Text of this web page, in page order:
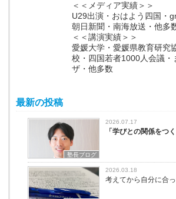
＜＜メディア実績＞＞
U29出演・おはよう四国・
朝日新聞・南海放送・他多
＜＜講演実績＞＞
愛媛大学・愛媛県教育研究
校・四国若者1000人会議・
ザ・他多数
最新の投稿
塾長ブログ
2026.07.17
「学びとの関係をつ
2026.03.18
考えてから自分に合っ